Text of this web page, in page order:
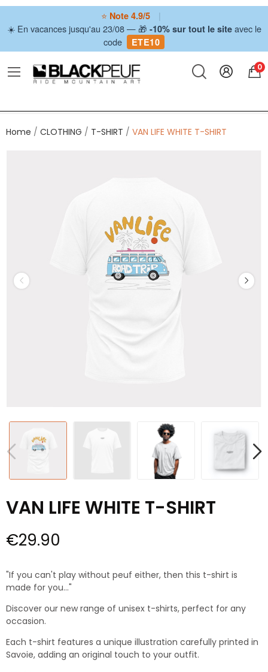
⭐ Note 4.9/5
|
☀️ En vacances jusqu'au 23/08 — 🎁 -10% sur tout le siteavec le
code
ETE10
0
Home CLOTHING T-SHIRT VAN LIFE WHITE T-SHIRT
VAN LIFE WHITE T-SHIRT
€29.90
"If you can't play without peuf either, then this t-shirt is
made for you..."
Discover our new range of unisex t-shirts, perfect for any
occasion.
Each t-shirt features a unique illustration carefully printed in
Savoie, adding an original touch to your outfit.